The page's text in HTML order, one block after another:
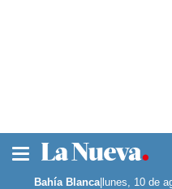
Noticias
Bahía Blanca|lunes, 10 de